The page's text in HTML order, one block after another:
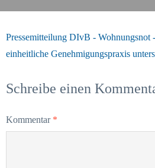
Pressemitteilung DIvB -
einheitliche Genehmigungspraxis
Schreibe einen
Kommentar *